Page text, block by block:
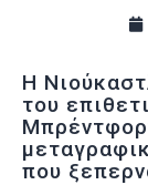
Η
του
που